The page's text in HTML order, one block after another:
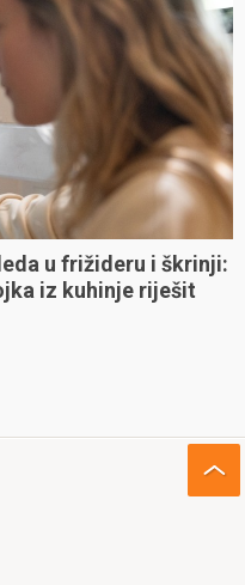
u frižideru i škrinji:
iz kuhinje riješit